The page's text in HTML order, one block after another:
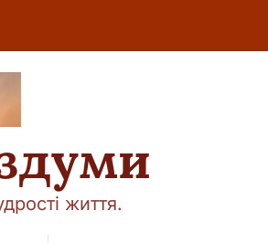
життя.